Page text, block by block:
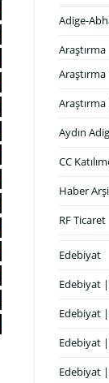
Adige-
Araştırma
Araştırma
Aydın
CC
Haber
RF Ticaret
Edebiyat
Edebiyat
Edebiyat
Edebiyat
Edebiyat